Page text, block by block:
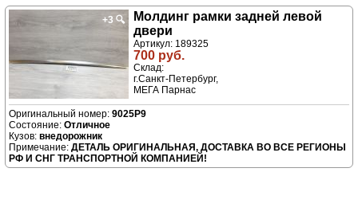
+3 🔍
Молдинг рамки задней левой
двери
Артикул: 189325
700 руб.
Склад:
г.Санкт-Петербург,
МЕГА Парнас
9025P9
Отличное
внедорожник
ДЕТАЛЬ ОРИГИНАЛЬНАЯ, ДОСТАВКА ВО ВСЕ РЕГИОНЫ
РФ И СНГ ТРАНСПОРТНОЙ КОМПАНИЕЙ!